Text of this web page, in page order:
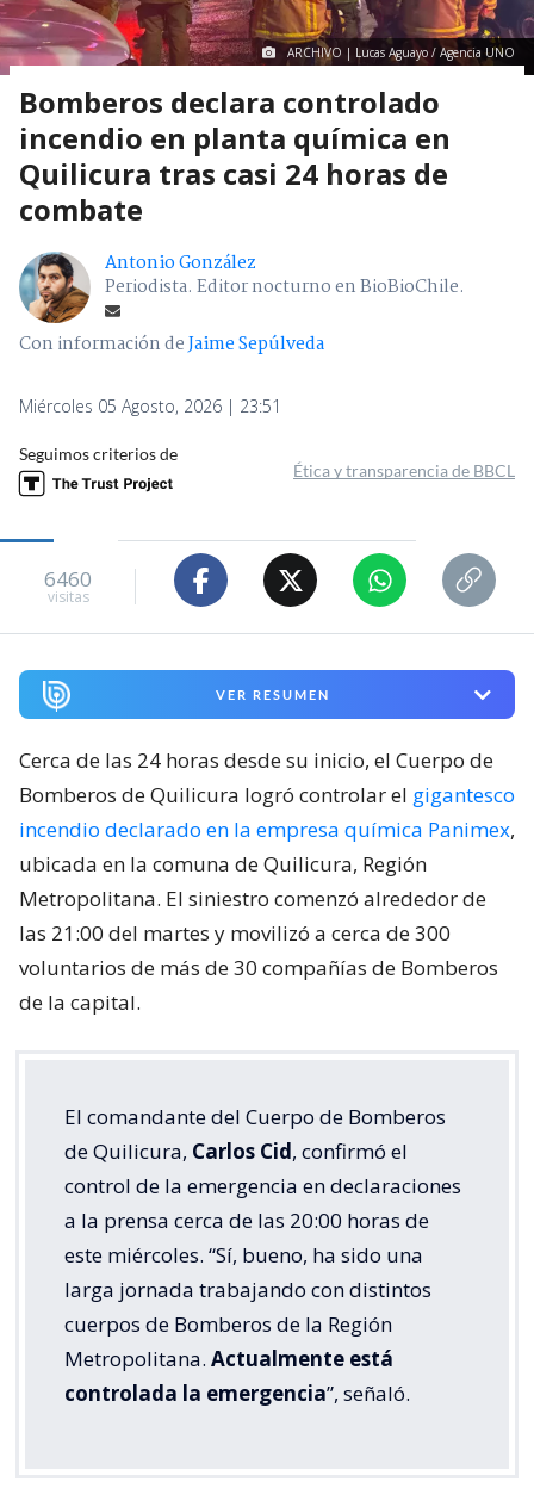
ARCHIVO | Lucas Aguayo / Agencia UNO
Bomberos declara controlado
incendio en planta química en
Quilicura tras casi 24 horas de
combate
Antonio González
Periodista. Editor nocturno en BioBioChile.
Con información deJaime Sepúlveda
Miércoles 05 Agosto, 2026 | 23:51
Seguimos criterios de
Ética y transparencia de BBCL
6460
visitas
VER RESUMEN
Cerca de las 24 horas desde su inicio, el Cuerpo de
Bomberos de Quilicura logró controlar el gigantesco
incendio declarado en la empresa química Panimex,
ubicada en la comuna de Quilicura, Región
Metropolitana. El siniestro comenzó alrededor de
las 21:00 del martes y movilizó a cerca de 300
voluntarios de más de 30 compañías de Bomberos
de la capital.
El comandante del Cuerpo de Bomberos
de Quilicura, Carlos Cid, confirmó el
control de la emergencia en declaraciones
a la prensa cerca de las 20:00 horas de
este miércoles. “Sí, bueno, ha sido una
larga jornada trabajando con distintos
cuerpos de Bomberos de la Región
Metropolitana. Actualmente está
controlada la emergencia”, señaló.